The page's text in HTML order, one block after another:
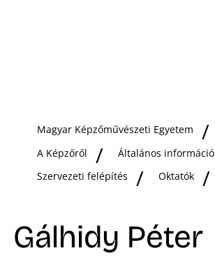
Magyar Képzőművészeti Egyetem
A Képzőről
Általános információ
Szervezeti felépítés
Oktatók
Gálhidy Péter